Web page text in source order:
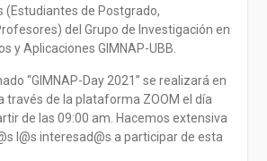
(Estudiantes de Postgrado,
del Grupo de Investigación en
y Aplicaciones GIMNAP-UBB.
“GIMNAP-Day 2021” se realizará en
través de la plataforma ZOOM el día
de las 09:00 am. Hacemos extensiva
l@s interesad@s a participar de esta